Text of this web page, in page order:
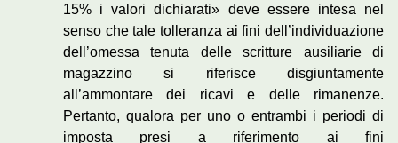
15% i valori dichiarati» deve essere intesa nel
senso che tale tolleranza ai fini dell’individuazione
dell’omessa tenuta delle scritture ausiliarie di
magazzino si riferisce disgiuntamente
all’ammontare dei ricavi e delle rimanenze.
Pertanto, qualora per uno o entrambi i periodi di
imposta presi a riferimento ai fini